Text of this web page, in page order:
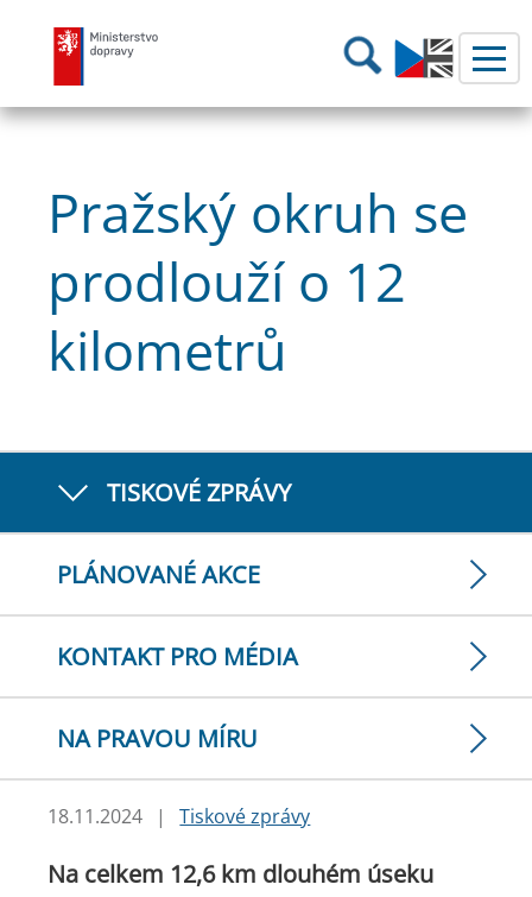
Ministerstvo dopravy Hledání
Pražský okruh se
prodlouží o 12
kilometrů
TISKOVÉ ZPRÁVY
PLÁNOVANÉ AKCE
KONTAKT PRO MÉDIA
NA PRAVOU MÍRU
18.11.2024 | Tiskové zprávy
Na celkem 12,6 km dlouhém úseku